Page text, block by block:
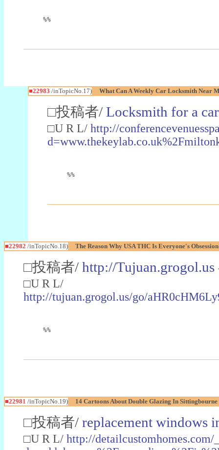
%%
■22983 /inTopicNo.17) What Can A Weekly Car Locksmith Near
□投稿者/ Locksmith for a car
□U R L/ http://
%%
■22982 /inTopicNo.18) The Reason Why USA THC Is Everyone's
□投稿者/ http://Tujuan.grogol.us
□U R L/
http://tujuan.grogol.us/go/
%%
■22981 /inTopicNo.19) 14 Cartoons About Double Glazing In
□投稿者/ replacement windows
□U R L/ http://detailcustomhomes.com/